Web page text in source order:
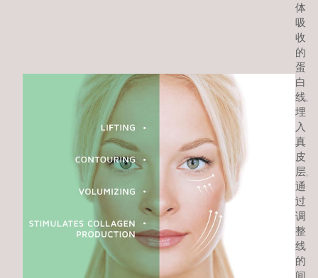
体
吸
收
的
蛋
白
线,
埋
入
真
皮
层,
通
过
调
整
线
的